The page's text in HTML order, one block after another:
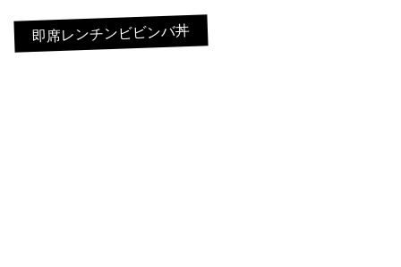
即席レンチンビビンバ丼